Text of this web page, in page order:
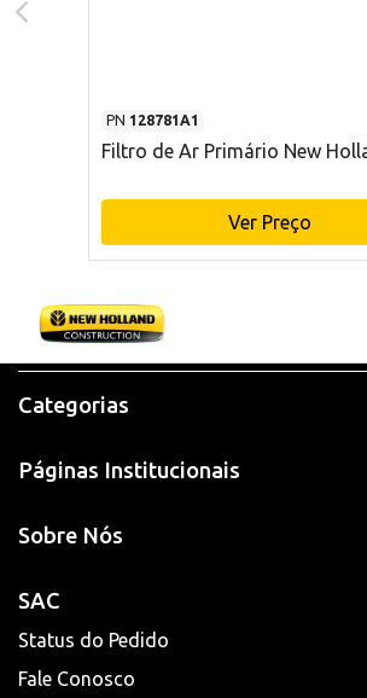
PN 128781A1
Filtro de Ar Primário New
Ver Preço
Categorias
Páginas Institucionais
Sobre Nós
SAC
Status do Pedido
Fale Conosco